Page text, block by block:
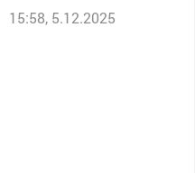
15:58, 5.12.2025